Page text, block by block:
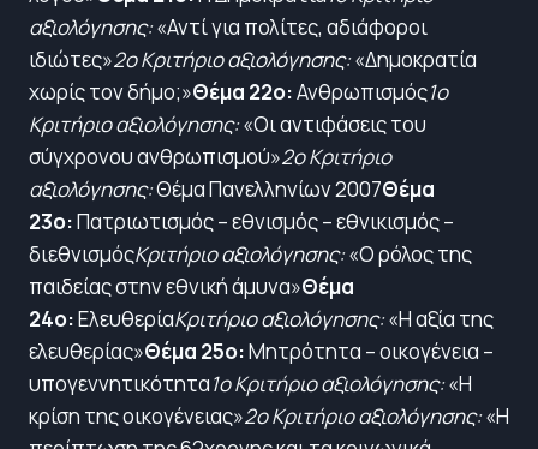
αξιολόγησης:«Αντί για πολίτες, αδιάφοροι
ιδιώτες»2ο Κριτήριο αξιολόγησης:«Δημοκρατία
χωρίς τον δήμο;»Θέμα 22ο:Ανθρωπισμός1ο
Κριτήριο αξιολόγησης:«Οι αντιφάσεις του
σύγχρονου ανθρωπισμού»2ο Κριτήριο
αξιολόγησης:Θέμα Πανελληνίων 2007Θέμα
23ο:Πατριωτισμός – εθνισμός – εθνικισμός –
διεθνισμόςΚριτήριο αξιολόγησης:«Ο ρόλος της
παιδείας στην εθνική άμυνα»Θέμα
24ο:ΕλευθερίαΚριτήριο αξιολόγησης:«Η αξία της
ελευθερίας»Θέμα 25ο:Μητρότητα – οικογένεια –
υπογεννητικότητα1ο Κριτήριο αξιολόγησης:«Η
κρίση της οικογένειας»2ο Κριτήριο αξιολόγησης:«Η